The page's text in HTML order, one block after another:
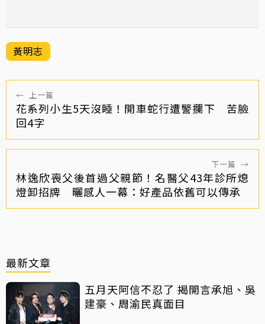
黃明志
← 上一篇
花系列小生5天沒睡！開車蛇行遭警攔下 苦臉
回4字
下一篇 →
林逸欣喪父後首過父親節！名醫父43年診所熄
燈卸招牌 曬感人一幕：好產品依舊可以傳承
最新文章
五月天阿信不忍了 揭開言承旭、吳
建豪、周渝民真面目